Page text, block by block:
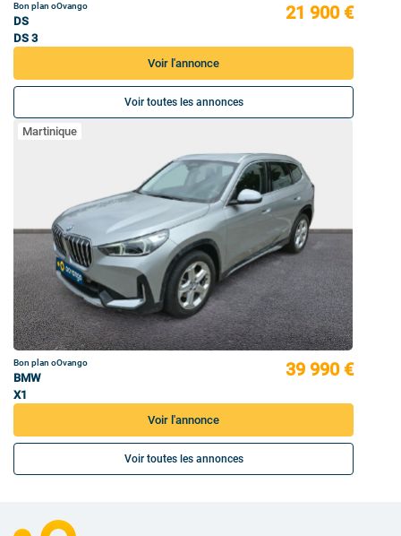
Bon plan oOvango
DS
DS 3
21 900 €
Voir l'annonce
Voir toutes les annonces
Martinique
Bon plan oOvango
BMW
X1
39 990 €
Voir l'annonce
Voir toutes les annonces